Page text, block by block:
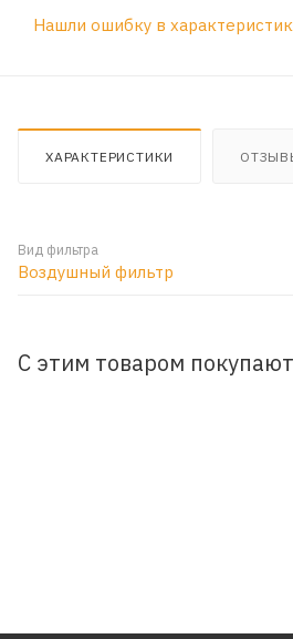
Нашли ошибку в
ХАРАКТЕРИСТИКИ
Вид фильтра
Воздушный фильтр
С этим товаром покупают